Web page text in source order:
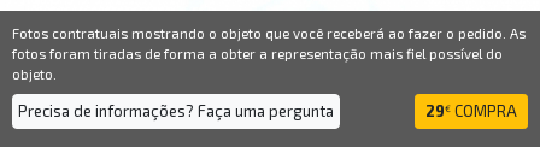
Fotos contratuais mostrando o objeto que você receberá ao fazer o pedido. As
fotos foram tiradas de forma a obter a representação mais fiel possível do
objeto.
Precisa de informações? Faça uma pergunta 29€ COMPRA